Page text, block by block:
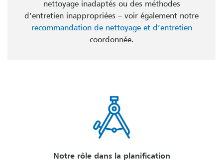
nettoyage inadaptés ou des méthodes
d’entretien inappropriées – voir également notre
recommandation de nettoyage et d’entretien
coordonnée.
Notre rôle dans la planification